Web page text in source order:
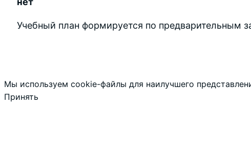
Учебный план формируется по предварительным
Мы используем cookie-файлы для наилучшего
Принять